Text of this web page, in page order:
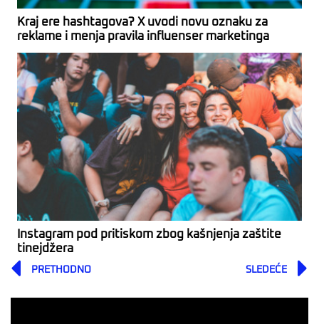
Kraj ere hashtagova? X uvodi novu oznaku za
reklame i menja pravila influenser marketinga
Instagram pod pritiskom zbog kašnjenja zaštite
tinejdžera
Prev
PRETHODNO SLEDEĆE